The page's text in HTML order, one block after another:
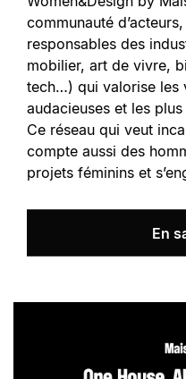
communauté
responsables des
mobilier, art de vivre,
tech…) qui valorise les
audacieuses et les
Ce réseau qui veut
compte aussi des
projets féminins et
En